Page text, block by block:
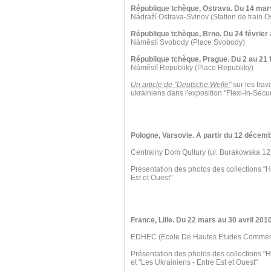
République tchèque, Ostrava. Du 14
Nádraží Ostrava-Svinov (Station de train
République tchèque, Brno. Du 24 février
Náměstí Svobody (Place Svobody)
République tchèque, Prague. Du 2 au 21
Náměstí Republiky (Place Republiky)
Un article de "Deutsche Welle"sur les
ukrainiens dans l'exposition "Flexi-in-
Pologne, Varsovie. A partir du 12
Centralny Dom Qultury (ul. Burakowska
Présentation des photos des collections
Est et Ouest"
France, Lille. Du 22 mars au 30 avril
EDHEC (Ecole De Hautes Etudes
Présentation des photos des collections
et "Les Ukrainiens - Entre Est et Ouest"